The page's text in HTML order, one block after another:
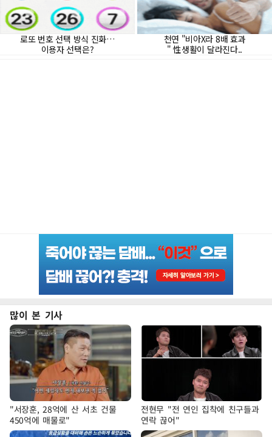
많이 본 기사
"서장훈, 28억에 산 서초 건물
450억에 매물로"
전현무 "전 연인 집착에 친구들과
연락 끊어"